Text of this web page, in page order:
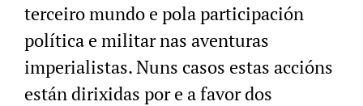
terceiro mundo e pola participación
política e militar nas aventuras
imperialistas. Nuns casos estas accións
están dirixidas por e a favor dos